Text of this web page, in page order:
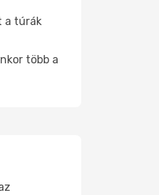
a túrák
több a